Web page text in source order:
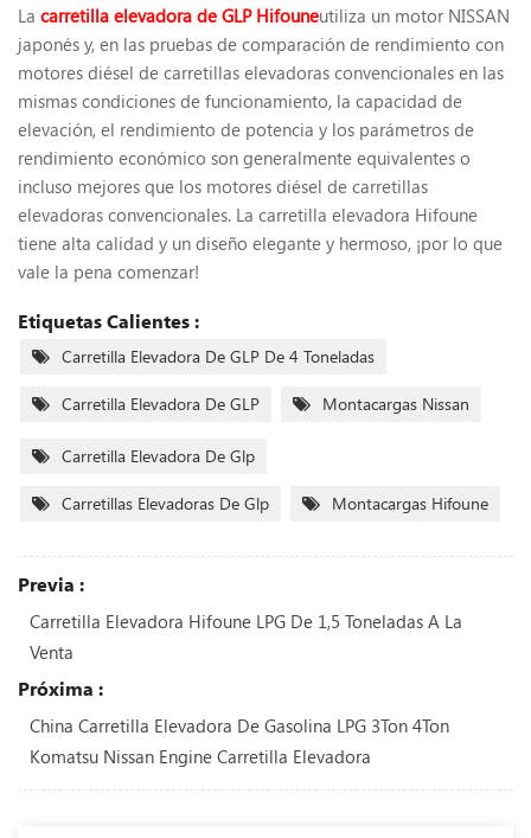
La carretilla elevadora de GLP Hifouneutiliza un motor NISSAN
japonés y, en las pruebas de comparación de rendimiento con
motores diésel de carretillas elevadoras convencionales en las
mismas condiciones de funcionamiento, la capacidad de
elevación, el rendimiento de potencia y los parámetros de
rendimiento económico son generalmente equivalentes o
incluso mejores que los motores diésel de carretillas
elevadoras convencionales. La carretilla elevadora Hifoune
tiene alta calidad y un diseño elegante y hermoso, ¡por lo que
vale la pena comenzar!
Etiquetas Calientes :
Carretilla Elevadora De GLP De 4 Toneladas
Carretilla Elevadora De GLP Montacargas Nissan
Carretilla Elevadora De Glp
Carretillas Elevadoras De Glp Montacargas Hifoune
Previa :
Carretilla Elevadora Hifoune LPG De 1,5 Toneladas A La
Venta
Próxima :
China Carretilla Elevadora De Gasolina LPG 3Ton 4Ton
Komatsu Nissan Engine Carretilla Elevadora